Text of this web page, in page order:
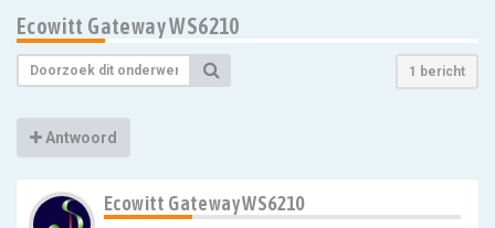
Ecowitt Gateway WS6210
1 bericht
Antwoord
Ecowitt Gateway WS6210